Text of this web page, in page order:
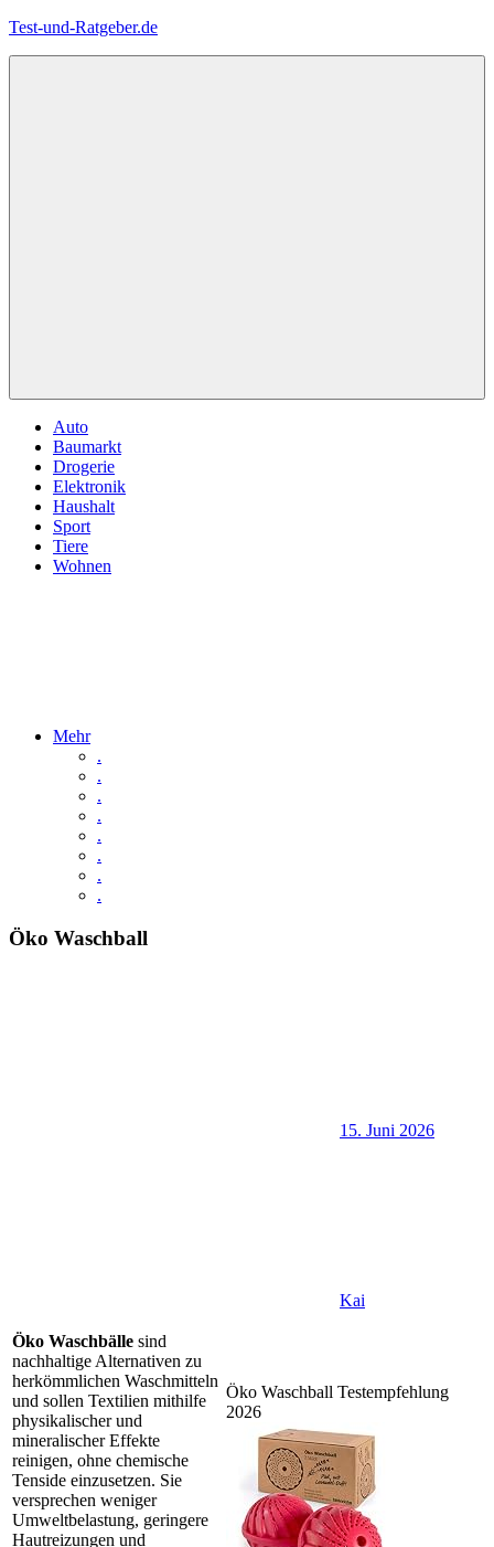
Zum
Test-und-Ratgeber.de
Auto
Baumarkt
Drogerie
Elektronik
Haushalt
Sport
Tiere
Wohnen
Mehr
.
.
.
.
.
.
.
.
Öko Waschball
15. Juni 2026
Kai
Öko Waschbälle sind
nachhaltige Alternativen zu
herkömmlichen Waschmitteln
und sollen Textilien mithilfe
physikalischer und
mineralischer Effekte
reinigen, ohne chemische
Tenside einzusetzen. Sie
versprechen weniger
Umweltbelastung, geringere
Hautreizungen und
Öko Waschball Testempfehlung
2026